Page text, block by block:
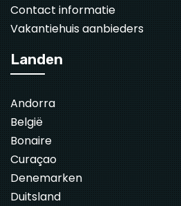
Contact informatie
Vakantiehuis aanbieders
Landen
Andorra
België
Bonaire
Curaçao
Denemarken
Duitsland